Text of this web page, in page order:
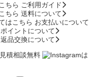
ご利用ガイド
送料について
お支払いについて
ポイントについて
返品交換について